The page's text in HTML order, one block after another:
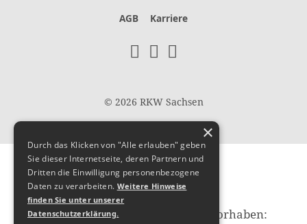
AGB
Karriere
© 2026 RKW Sachsen
Hier
fördert die Europäische Union das Vorhaben:
×
Durch das Klicken von "Alle erlauben" geben
Sie dieser Internetseite, deren Partnern und
Dritten die Einwilligung personenbezogene
Daten zu verarbeiten. Weitere Hinweise
finden Sie unter unserer
Datenschutzerklärung.